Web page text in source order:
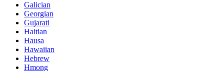
Galician
Georgian
Gujarati
Haitian
Hausa
Hawaiian
Hebrew
Hmong